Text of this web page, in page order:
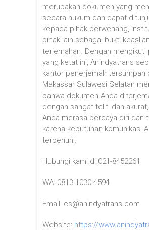
merupakan dokumen yang
secara hukum dan dapat
kepada pihak berwenang,
pihak lain sebagai bukti keaslian
terjemahan. Dengan mengikuti
yang ketat ini, Anindyatrans
kantor penerjemah tersumpah
Makassar Sulawesi Selatan
bahwa dokumen Anda
dengan sangat teliti dan
Anda merasa percaya diri dan
karena kebutuhan komunikasi
terpenuhi.
Hubungi kami di 021-8452261
WA: 0813 1030 4594
Email: cs@anindyatrans.com
Website: https://